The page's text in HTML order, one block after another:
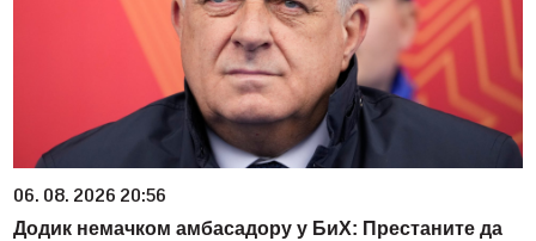
06. 08. 2026 20:56
Додик немачком амбасадору у БиХ: Престаните да